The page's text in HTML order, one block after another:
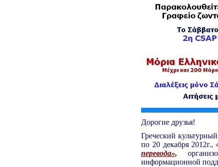
Дорогие друзья!
Греческий
по 20 декабря 2012г.,
перевода»,
информационной